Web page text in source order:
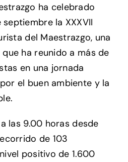
ha celebrado
la XXXVII
del Maestrazgo, una
ha reunido a más de
en una jornada
el buen ambiente y la
las 9.00 horas desde
de 103
positivo de 1.600